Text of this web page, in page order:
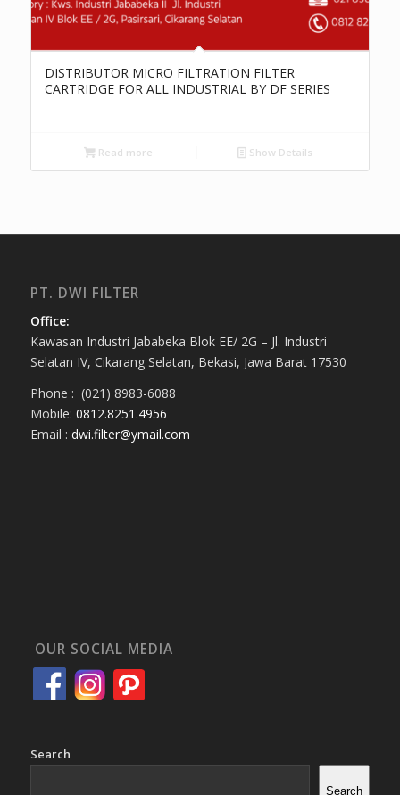
DISTRIBUTOR MICRO FILTRATION FILTER
CARTRIDGE FOR ALL INDUSTRIAL BY DF SERIES
Read more Show Details
PT. DWI FILTER
Office:
Kawasan Industri Jababeka Blok EE/ 2G – Jl. Industri
Selatan IV, Cikarang Selatan, Bekasi, Jawa Barat 17530
Phone : (021) 8983-6088
Mobile: 0812.8251.4956
Email : dwi.filter@ymail.com
OUR SOCIAL MEDIA
Search
Search